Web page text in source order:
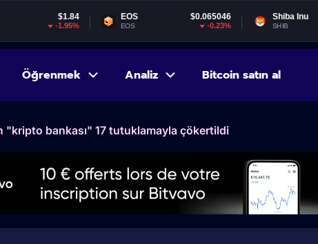
EOS $0.065046
EOS
Shiba Inu $0.000005
SHIB
Öğrenmek Analiz Bitcoin satın al
"kripto bankası" 17 tutuklamayla çökertildi